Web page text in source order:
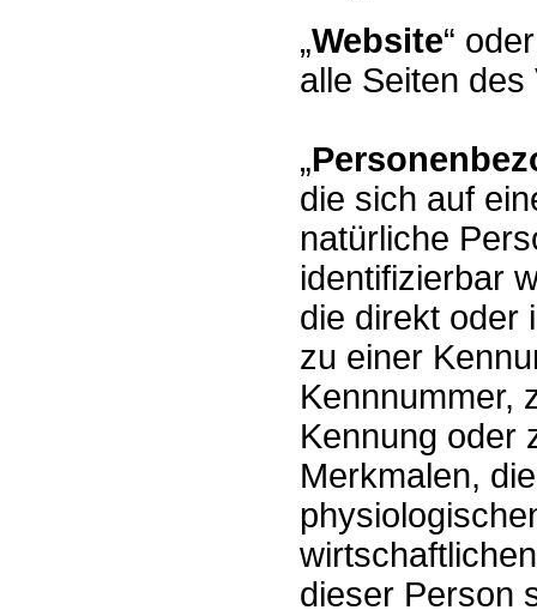
„Website“
alle Seiten
„
die sich auf
natürliche
identifizierbar
die direkt oder
zu einer
Kennnummer,
Kennung oder
Merkmalen,
dieser Person